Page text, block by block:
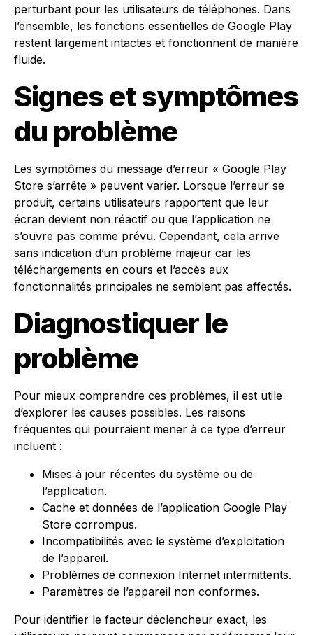
perturbant pour les utilisateurs de téléphones. Dans
l’ensemble, les fonctions essentielles de Google Play
restent largement intactes et fonctionnent de manière
fluide.
Signes et symptômes
du problème
Les symptômes du message d’erreur « Google Play
Store s’arrête » peuvent varier. Lorsque l’erreur se
produit, certains utilisateurs rapportent que leur
écran devient non réactif ou que l’application ne
s’ouvre pas comme prévu. Cependant, cela arrive
sans indication d’un problème majeur car les
téléchargements en cours et l’accès aux
fonctionnalités principales ne semblent pas affectés.
Diagnostiquer le
problème
Pour mieux comprendre ces problèmes, il est utile
d’explorer les causes possibles. Les raisons
fréquentes qui pourraient mener à ce type d’erreur
incluent :
Mises à jour récentes du système ou de
l’application.
Cache et données de l’application Google Play
Store corrompus.
Incompatibilités avec le système d’exploitation
de l’appareil.
Problèmes de connexion Internet intermittents.
Paramètres de l’appareil non conformes.
Pour identifier le facteur déclencheur exact, les